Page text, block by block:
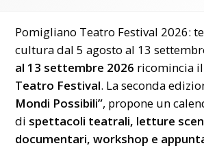
Pomigliano Teatro Festival 2026:
cultura dal 5 agosto al 13
al 13 settembre 2026 ricomincia il
Teatro Festival. La seconda
Mondi Possibili”, propone un
di spettacoli teatrali, letture
documentari, workshop e